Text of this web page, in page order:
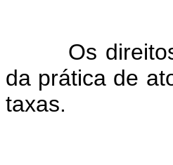
Os direitos e
da prática de
taxas.